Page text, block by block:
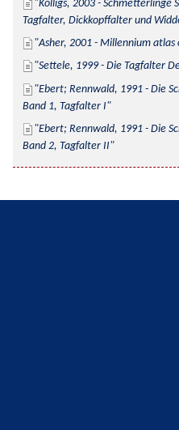
Kolligs, 2003 - Schmetterlinge
Tagfalter, Dickkopffalter und
Asher, 2001 - Millennium
Settele, 1999 - Die Tagfalter
Ebert; Rennwald, 1991 - Die
Band 1, Tagfalter I
Ebert; Rennwald, 1991 - Die
Band 2, Tagfalter II